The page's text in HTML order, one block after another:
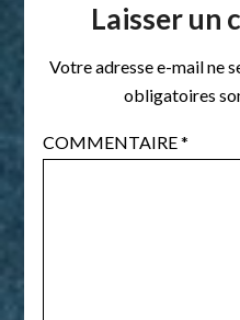
Laisser un
Votre adresse e-mail ne
obligatoires
COMMENTAIRE*